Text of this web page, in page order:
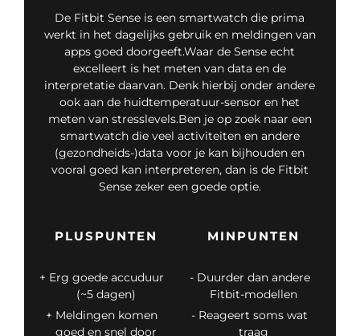
De Fitbit Sense is een smartwatch die prima
werkt in het dagelijks gebruik en meldingen van
apps goed doorgeeft.Waar de Sense echt
excelleert is het meten van data en de
interpretatie daarvan. Denk hierbij onder andere
ook aan de huidtemperatuur-sensor en het
meten van stresslevels.Ben je op zoek naar een
smartwatch die veel activiteiten en andere
(gezondheids-)data voor je kan bijhouden en
vooral goed kan interpreteren, dan is de Fitbit
Sense zeker een goede optie.
PLUSPUNTEN
Erg goede accuduur
(~5 dagen)
Meldingen komen
goed en snel door
MINPUNTEN
Duurder dan andere
Fitbit-modellen
Reageert soms wat
traag